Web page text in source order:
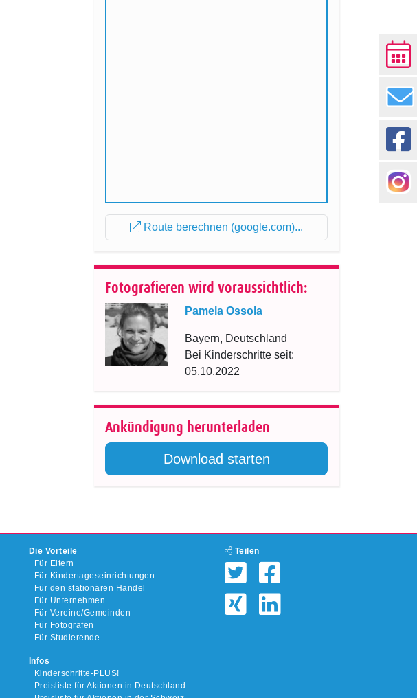
Route berechnen (google.com)...
Fotografieren wird voraussichtlich:
Pamela Ossola
Bayern, Deutschland
Bei Kinderschritte seit:
05.10.2022
Ankündigung herunterladen
Download starten
Die Vorteile
Für Eltern
Für Kindertageseinrichtungen
Für den stationären Handel
Für Unternehmen
Für Vereine/Gemeinden
Für Fotografen
Für Studierende
Infos
Kinderschritte-PLUS!
Preisliste für Aktionen in Deutschland
Teilen